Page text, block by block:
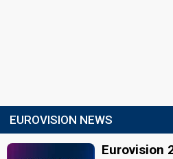
EUROVISION NEWS
Eurovision